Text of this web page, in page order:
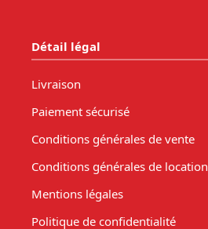
Détail légal
Livraison
Paiement sécurisé
Conditions générales de vente
Conditions générales de location
Mentions légales
Politique de confidentialité